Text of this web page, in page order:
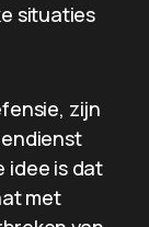
situaties
zijn
idee is dat
met